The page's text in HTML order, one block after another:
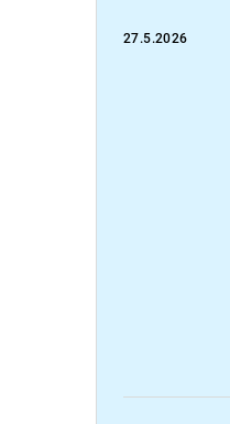
27.5.2026